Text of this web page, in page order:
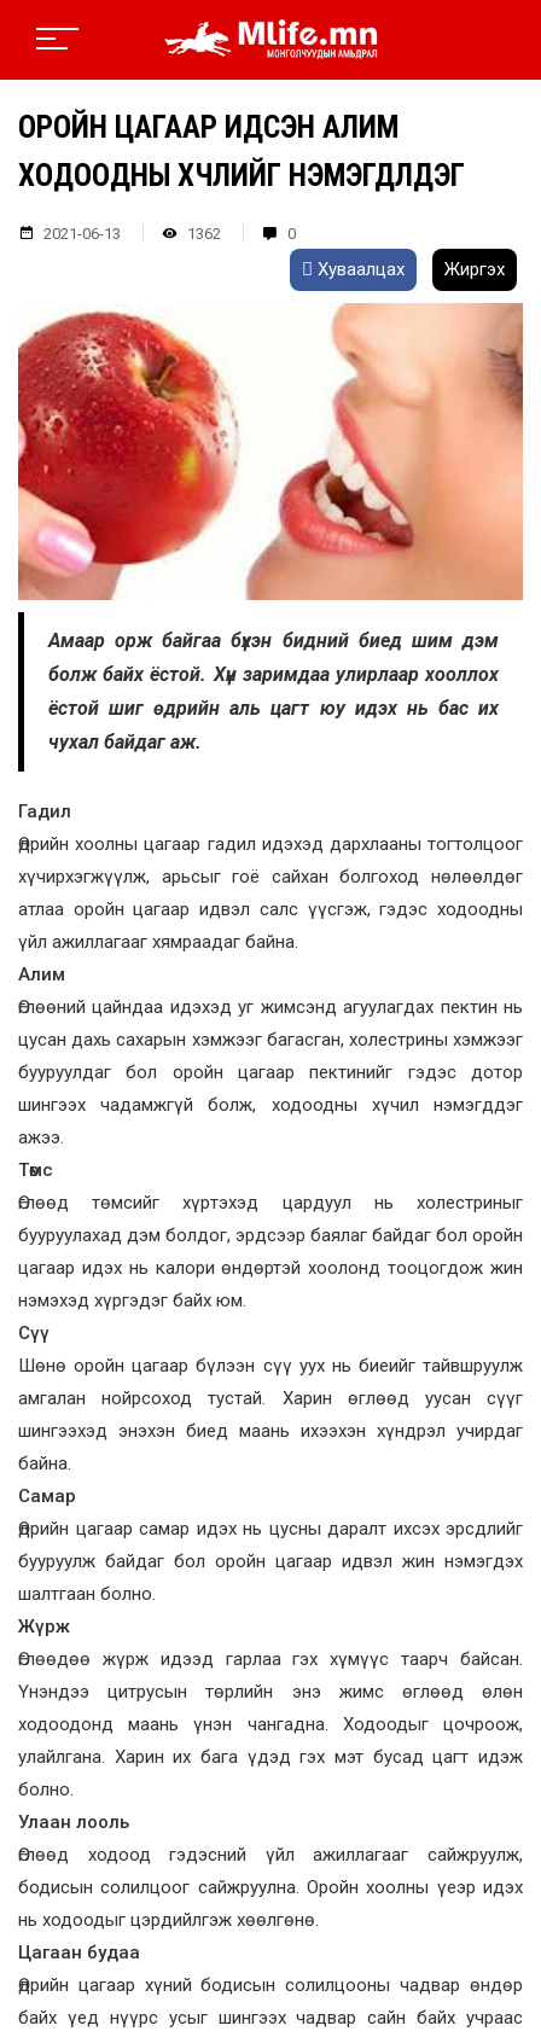
ОРОЙН ЦАГААР ИДСЭН АЛИМ
ХОДООДНЫ ХҮЧЛИЙГ НЭМЭГДҮҮЛДЭГ
2021-06-13 1362 0
Хуваалцах Жиргэх
Амаар орж байгаа бүхэн бидний биед шим дэм
болж байх ёстой. Хүн заримдаа улирлаар хооллох
ёстой шиг өдрийн аль цагт юу идэх нь бас их
чухал байдаг аж.
Гадил
Өдрийн хоолны цагаар гадил идэхэд дархлааны тогтолцоог
хүчирхэгжүүлж, арьсыг гоё сайхан болгоход нөлөөлдөг
атлаа оройн цагаар идвэл салс үүсгэж, гэдэс ходоодны
үйл ажиллагааг хям­раадаг байна.
Алим
Өглөөний цайндаа идэхэд уг жимсэнд агуулагдах пектин нь
цусан дахь сахарын хэмжээг багасган, холестрины хэмжээг
бууруулдаг бол оройн цагаар пектинийг гэдэс дотор
шингээх чадамжгүй болж, ходоодны хүчил нэмэгддэг
ажээ.
Төмс
Өглөөд төмсийг хүр­­­тэхэд цар­дуул нь холестриныг
бууруулахад дэм болдог, эрдсээр баялаг байдаг бол оройн
цагаар идэх нь калори өндөртэй хоолонд тооцогдож жин
нэмэхэд хүргэдэг байх юм.
Сүү
Шөнө оройн цагаар бүлээн сүү уух нь биеийг тайвшруулж
амгалан нойр­соход тустай. Харин өглөөд уусан сүүг
шингээхэд энэхэн биед маань ихээхэн хүндрэл учирдаг
байна.
Самар
Өдрийн цагаар самар идэх нь цусны даралт ихсэх эрсдлийг
бууруулж байдаг бол оройн цагаар идвэл жин нэмэгдэх
шалтгаан болно.
Жүрж
Өглөөдөө жүрж идээд гарлаа гэх хүмүүс таарч байсан.
Үнэндээ цитрусын төрлийн энэ жимс өглөөд өлөн
ходоодонд маань үнэн чангадна. Ходоодыг цочроож,
улайлгана. Харин их бага үдэд гэх мэт бусад цагт идэж
болно.
Улаан лооль
Өглөөд ходоод гэдэсний үйл ажиллагааг сайжруулж,
бодисын солилцоог сайжруулна. Оройн хоолны үеэр идэх
нь ходоодыг цэрдийлгэж хөөлгөнө.
Цагаан будаа
Өдрийн цагаар хүний бодисын солилцооны чадвар өндөр
байх үед нүүрс усыг шингээх чадвар сайн байх учраас